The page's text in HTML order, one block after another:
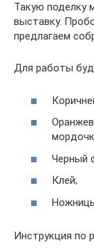
Такую поделку
выставку.
предлагаем
Для работы
Черный
Клей;
Инструкция по